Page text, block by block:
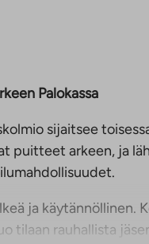
Palokassa
sijaitsee
puitteet arkeen, ja
ja käytännöllinen.
tilaan rauhallista